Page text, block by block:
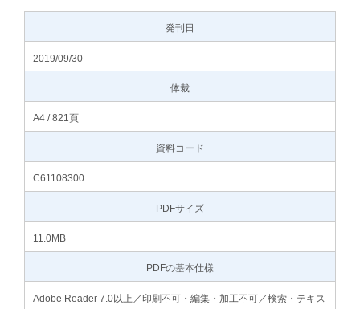
発刊日
2019/09/30
体裁
A4 / 821頁
資料コード
C61108300
PDFサイズ
11.0MB
PDFの基本仕様
Adobe Reader 7.0以上／印刷不可・編集・加工不可／検索・テキス